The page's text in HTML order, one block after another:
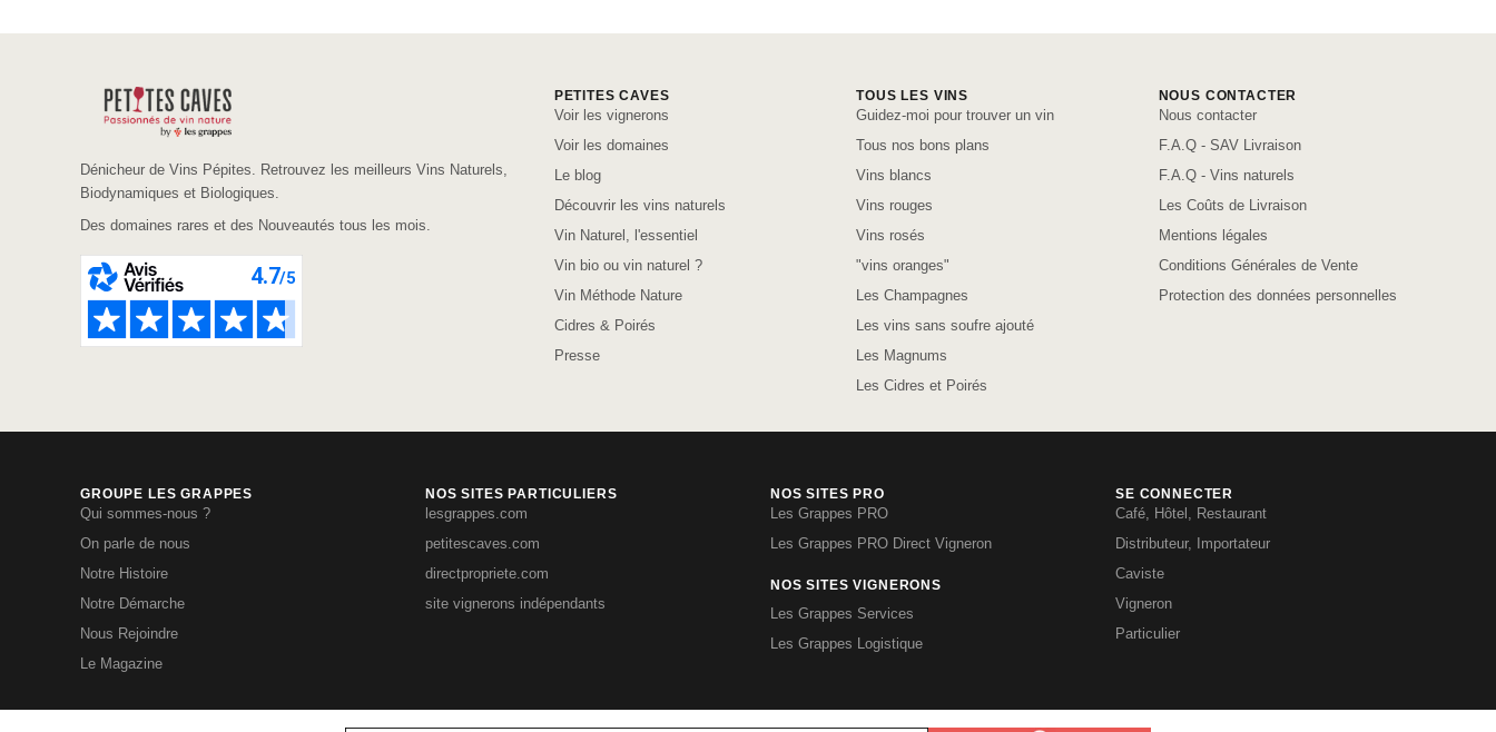
Dénicheur de Vins Pépites. Retrouvez les meilleurs Vins Naturels,
Biodynamiques et Biologiques.
Des domaines rares et des Nouveautés tous les mois.
PETITES CAVES
Voir les vignerons
Voir les domaines
Le blog
Découvrir les vins naturels
Vin Naturel, l'essentiel
Vin bio ou vin naturel ?
Vin Méthode Nature
Cidres & Poirés
Presse
TOUS LES VINS
Guidez-moi pour trouver un vin
Tous nos bons plans
Vins blancs
Vins rouges
Vins rosés
"vins oranges"
Les Champagnes
Les vins sans soufre ajouté
Les Magnums
Les Cidres et Poirés
NOUS CONTACTER
Nous contacter
F.A.Q - SAV Livraison
F.A.Q - Vins naturels
Les Coûts de Livraison
Mentions légales
Conditions Générales de Vente
Protection des données personnelles
GROUPE LES GRAPPES
Qui sommes-nous ?
On parle de nous
Notre Histoire
Notre Démarche
Nous Rejoindre
Le Magazine
NOS SITES PARTICULIERS
lesgrappes.com
petitescaves.com
directpropriete.com
site vignerons indépendants
NOS SITES PRO
Les Grappes PRO
Les Grappes PRO Direct Vigneron
NOS SITES VIGNERONS
Les Grappes Services
Les Grappes Logistique
SE CONNECTER
Café, Hôtel, Restaurant
Distributeur, Importateur
Caviste
Vigneron
Particulier